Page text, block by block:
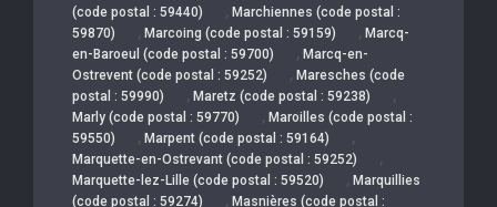
(code postal : 59440)
, Marchiennes (code postal :
59870)
, Marcoing (code postal : 59159) , Marcq-
en-Baroeul (code postal : 59700)
, Marcq-en-
Ostrevent (code postal : 59252)
, Maresches (code
postal : 59990)
, Maretz (code postal : 59238) ,
Marly (code postal : 59770) , Maroilles (code postal :
59550)
, Marpent (code postal : 59164) ,
Marquette-en-Ostrevant (code postal : 59252) ,
Marquette-lez-Lille (code postal : 59520) , Marquillies
(code postal : 59274)
, Masnières (code postal :